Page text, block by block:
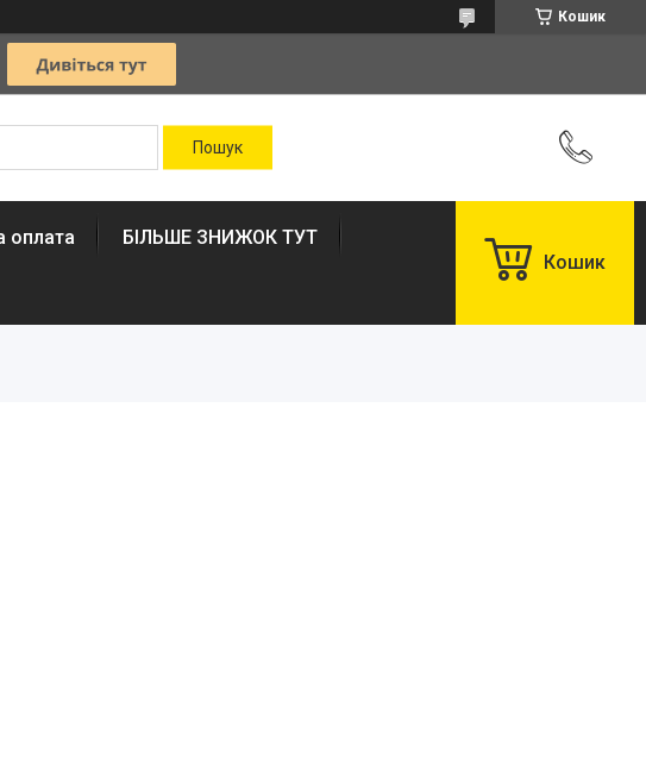
Кошик
оплата БІЛЬШЕ ЗНИЖОК ТУТ
Кошик